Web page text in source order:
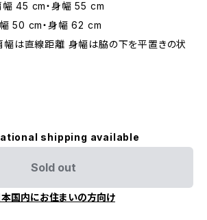
45 cm・身幅 55 cm
50 cm・身幅 62 cm
幅は直線距離 身幅は脇の下を平置きの状
shipping available
Sold out
本国内にお住まいの方向け